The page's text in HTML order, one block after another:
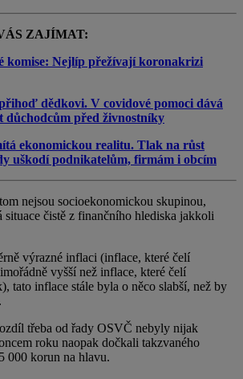
ZAJÍMAT:
komise: Nejlíp přežívají koronakrizi
dědkovi. V covidové pomoci dává
důchodcům před živnostníky
ekonomickou realitu. Tlak na růst
uškodí podnikatelům, firmám i obcím
nejsou socioekonomickou skupinou,
situace čistě z finančního hlediska jakkoli
výrazné inflaci (inflace, které čelí
vyšší než inflace, které čelí
tato inflace stále byla o něco slabší, než by
třeba od řady OSVČ nebyly nijak
roku naopak dočkali takzvaného
000 korun na hlavu.